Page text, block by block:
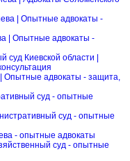
| Опытные адвокаты -
| Опытные адвокаты -
Киевской области |
Опытные адвокаты - защита,
суд - опытные
суд - опытные
- опытные адвокаты
суд - опытные